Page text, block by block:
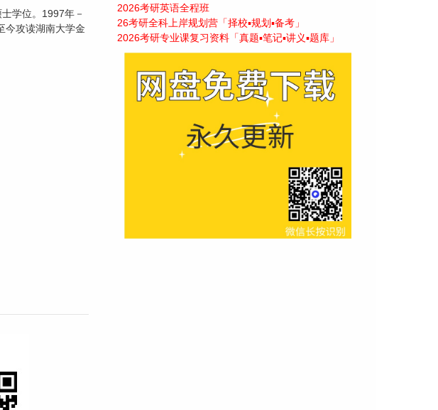
学位。1997年－
今攻读湖南大学金
2026考研英语全程班
26考研全科上岸规划营「择校▪规划▪备考」
2026考研专业课复习资料「真题▪笔记▪讲义▪题库」